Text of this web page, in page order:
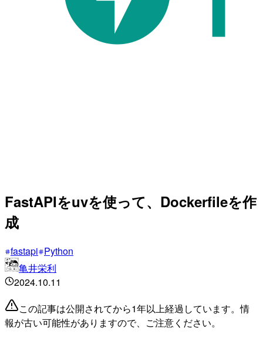
FastAPIをuvを使って、Dockerfileを作
成
fastapi Python
亀井栄利
2024.10.11
この記事は公開されてから1年以上経過しています。情
報が古い可能性がありますので、ご注意ください。